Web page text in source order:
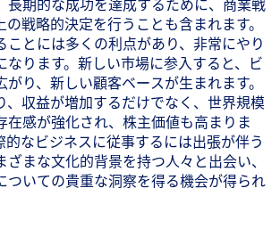
長期的な成功を達成するために、商業戦
戦略的決定を行うことも含まれます。
ことには多くの利点があり、非常にやり
なります。新しい市場に参入すると、ビ
り、新しい顧客ベースが生まれます。
、収益が増加するだけでなく、世界規模
在感が強化され、株主価値も高まりま
的なビジネスに従事するには出張が伴う
ざまな文化的背景を持つ人々と出会い、
ついての貴重な洞察を得る機会が得られ